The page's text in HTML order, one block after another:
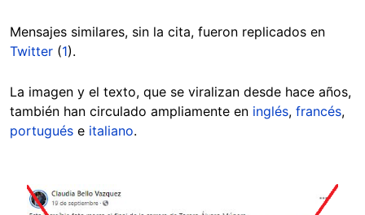
Mensajes similares, sin la cita, fueron replicados en
Twitter (1).
La imagen y el texto, que se viralizan desde hace años,
también han circulado ampliamente en inglés, francés,
portugués e italiano.
Image